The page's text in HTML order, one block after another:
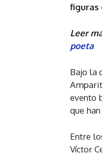
figuras
Leer
poeta
Bajo la
evento
que
Entre
Víctor